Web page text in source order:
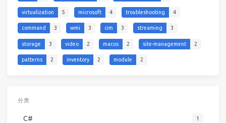
virtualization 5 microsoft 4 troubleshooting 4
command 3 wmi 3 cim 3 streaming 3
storage 3 video 2 macos 2 site-management 2
patterns 2 inventory 2 module 2
分类
C# 1